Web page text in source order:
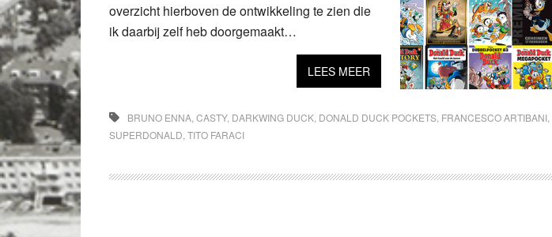
overzicht hierboven de ontwikkeling te zien die
ik daarbij zelf heb doorgemaakt…
LEES MEER
BRUNO ENNA CASTY, DARKWING DUCK DONALD DUCK POCKETS FRANCESCO ARTIBANI
SUPERDONALD TITO FARACI